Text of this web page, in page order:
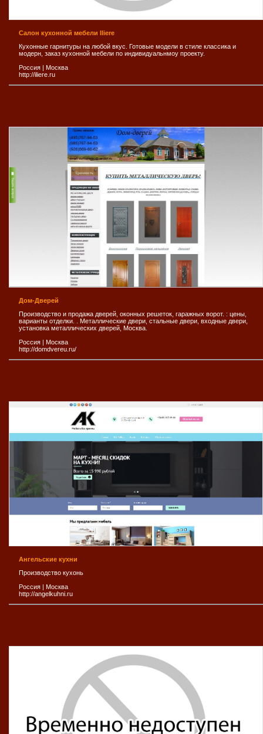
Салон кухонной мебели Iliere
Кухонные гарнитуры на любой вкус. Готовые модели в стиле классика и
модерн, заказ кухонной мебели по индивидуальнмоу проекту.
Россия | Москва
http://iliere.ru
Дом-Дверей
Производство и продажа дверей, оконных решеток, гаражных ворот. : цены,
варианты отделки. . Металлические двери, стальные двери, входные двери,
установка металлических дверей, Москва.
Россия | Москва
http://domdvereu.ru/
Ангельские кухни
Производство кухонь
Россия | Москва
http://angelkuhni.ru